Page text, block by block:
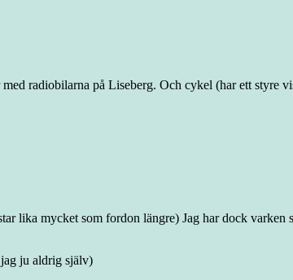
radiobilarna på Liseberg. Och cykel (har ett styre
lika mycket som fordon längre) Jag har dock varken
ju aldrig själv)